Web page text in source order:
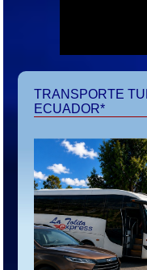
TRANSPORTE
ECUADOR*